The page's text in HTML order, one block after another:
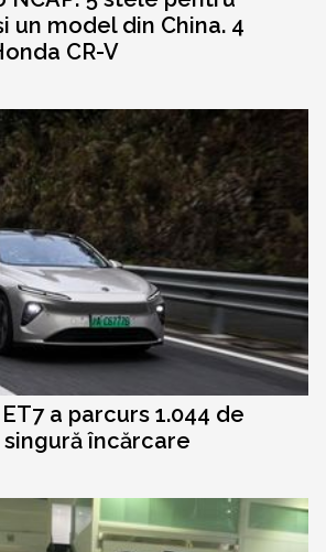
un model din China. 4
CR-V
a parcurs 1.044 de
încărcare